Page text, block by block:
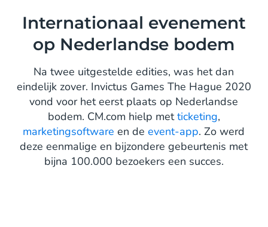
Internationaal evenement
op Nederlandse bodem
Na twee uitgestelde edities, was het dan
eindelijk zover. Invictus Games The Hague 2020
vond voor het eerst plaats op Nederlandse
bodem. CM.com hielp metticketing,
marketingsoftware en deevent-app. Zo werd
deze eenmalige en bijzondere gebeurtenis met
bijna 100.000 bezoekers een succes.